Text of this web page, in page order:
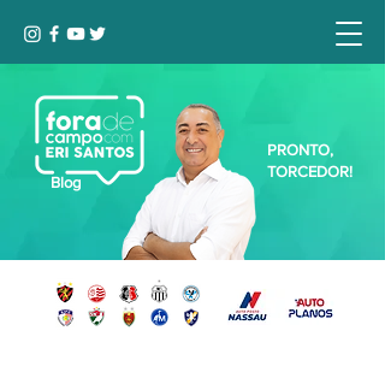
Blog
PRONTO,
TORCEDOR!